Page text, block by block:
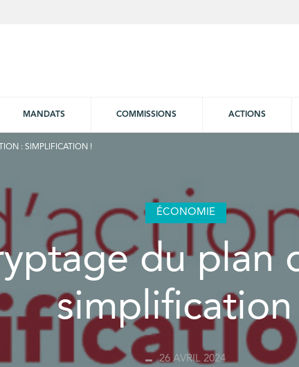
MANDATS COMMISSIONS ACTIONS
: SIMPLIFICATION !
ÉCONOMIE
du plan
26 AVRIL 2024